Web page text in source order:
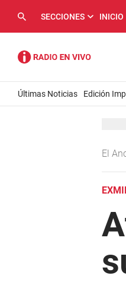
SECCIONES INICIO
Últimas Noticias Edición
El